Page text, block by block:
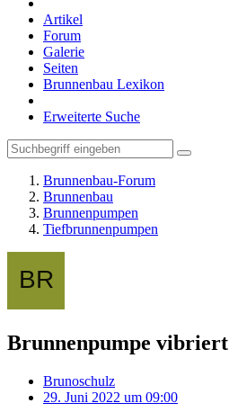
Artikel
Forum
Galerie
Seiten
Brunnenbau Lexikon
Erweiterte Suche
Brunnenbau-Forum
Brunnenbau
Brunnenpumpen
Tiefbrunnenpumpen
Brunnenpumpe vibriert
Brunoschulz
29. Juni 2022 um 09:00